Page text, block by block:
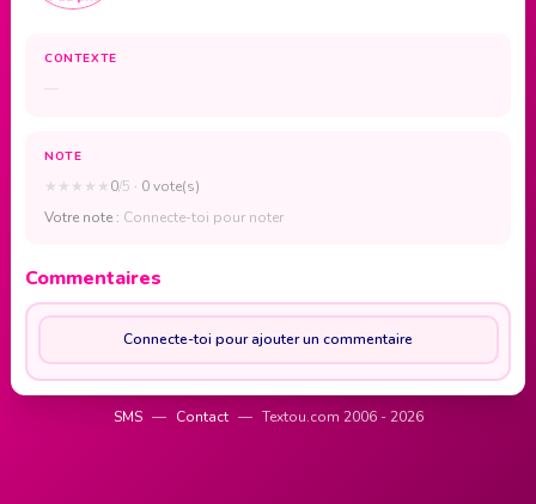
CONTEXTE
—
NOTE
★ ★ ★ ★ ★0/5 · 0 vote(s)
Votre note : Connecte-toi pour noter
Commentaires
Connecte-toi pour ajouter un commentaire
SMS — Contact — Textou.com 2006 - 2026